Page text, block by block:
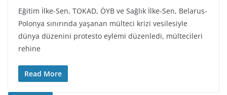
Eğitim İlke-Sen, TOKAD, ÖYB ve Sağlık İlke-Sen, Belarus-
Polonya sınırında yaşanan mülteci krizi vesilesiyle
dünya düzenini protesto eylemi düzenledi, mültecileri
rehine
Read More